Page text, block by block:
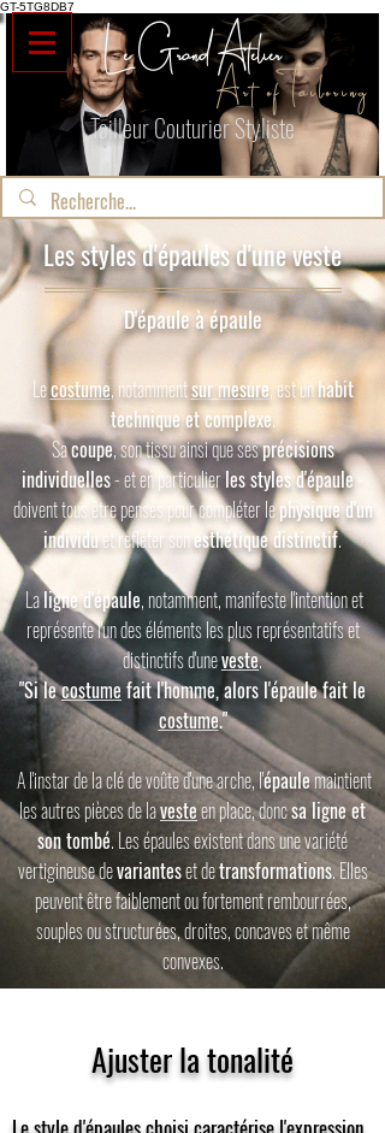
GT-5TG8DB7
Tailleur Couturier Styliste
Le Grand Atelier
Art of Tailoring
Les styles d'épaules d'une veste
D'épaule à épaule
Lecostume, notammentsur mesure, est unhabit
technique et complexe.
Sacoupe, son tissu ainsi que sesprécisions
individuelles- et en particulierles styles d'épaule-
doivent tous être pensés pour compléter lephysique d'un
individuet refléter sonesthétique distinctif.
Laligne d'épaule, notamment, manifeste l'intention et
représente l'un des éléments les plus représentatifs et
distinctifs d'uneveste.
"Si lecostumefait l'homme, alors l'épaule fait le
costume."
A l'instar de la clé de voûte d'une arche, l'épaulemaintient
les autres pièces de lavesteen place, doncsa ligne et
son tombé. Les épaules existent dans une variété
vertigineuse devarianteset detransformations. Elles
peuvent être faiblement ou fortement rembourrées,
souples ou structurées, droites, concaves et même
convexes.
Ajuster la tonalité